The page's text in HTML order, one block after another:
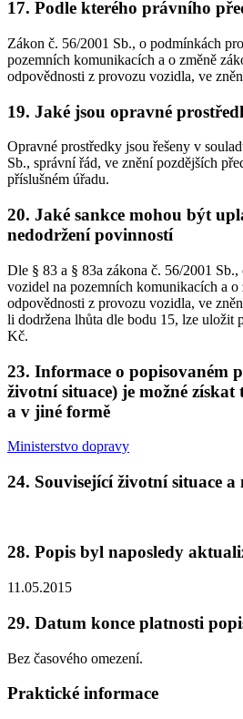
17. Podle kterého právního
Zákon č. 56/2001 Sb., o podmínkách
pozemních komunikacích a o změně
odpovědnosti z provozu vozidla, ve
19. Jaké jsou opravné
Opravné prostředky jsou řešeny v
Sb., správní řád, ve znění pozdějších
příslušném úřadu.
20. Jaké sankce mohou být
nedodržení povinností
Dle § 83 a § 83a zákona č. 56/2001
vozidel na pozemních komunikacích a o
odpovědnosti z provozu vozidla, ve
li dodržena lhůta dle bodu 15, lze uložit
Kč.
23. Informace o popisovaném
životní situace) je možné
a v jiné formě
Ministerstvo dopravy
24. Související životní situace
28. Popis byl naposledy
11.05.2015
29. Datum konce platnosti
Bez časového omezení.
Praktické informace